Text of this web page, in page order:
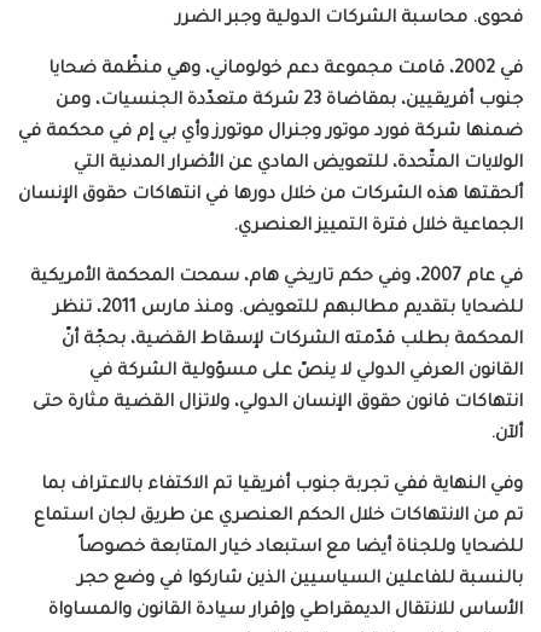
فحوى. محاسبة الشركات الدولية وجبر الضرر
في 2002، قامت مجموعة دعم خولوماني، وهي منظّمة ضحايا
جنوب أفريقيين، بمقاضاة 23 شركة متعدّدة الجنسيات، ومن
ضمنها شركة فورد موتور وجنرال موتورز وأي بي إم في محكمة في
الولايات المتّحدة، للتعويض المادي عن الأضرار المدنية التي
ألحقتها هذه الشركات من خلال دورها في انتهاكات حقوق الإنسان
الجماعية خلال فترة التمييز العنصري.
في عام 2007، وفي حكم تاريخي هام، سمحت المحكمة الأمريكية
للضحايا بتقديم مطالبهم للتعويض. ومنذ مارس 2011، تنظر
المحكمة بطلب قدّمته الشركات لإسقاط القضية، بحجّة أنّ
القانون العرفي الدولي لا ينصّ على مسؤولية الشركة في
انتهاكات قانون حقوق الإنسان الدولي، ولاتزال القضية مثارة حتى
ألآن.
وفي النهاية ففي تجربة جنوب أفريقيا تم الاكتفاء بالاعتراف بما
تم من الانتهاكات خلال الحكم العنصري عن طريق لجان استماع
للضحايا وللجناة أيضا مع استبعاد خيار المتابعة خصوصاً
بالنسبة للفاعلين السياسيين الذين شاركوا في وضع حجر
الأساس للانتقال الديمقراطي وإقرار سيادة القانون والمساواة